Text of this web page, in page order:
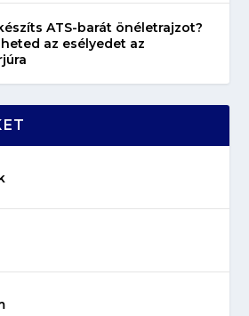
ATS-barát önéletrajzot?
az esélyedet az